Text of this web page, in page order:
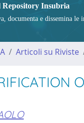
Insubria
documenta e dissemina
Articoli su Riviste